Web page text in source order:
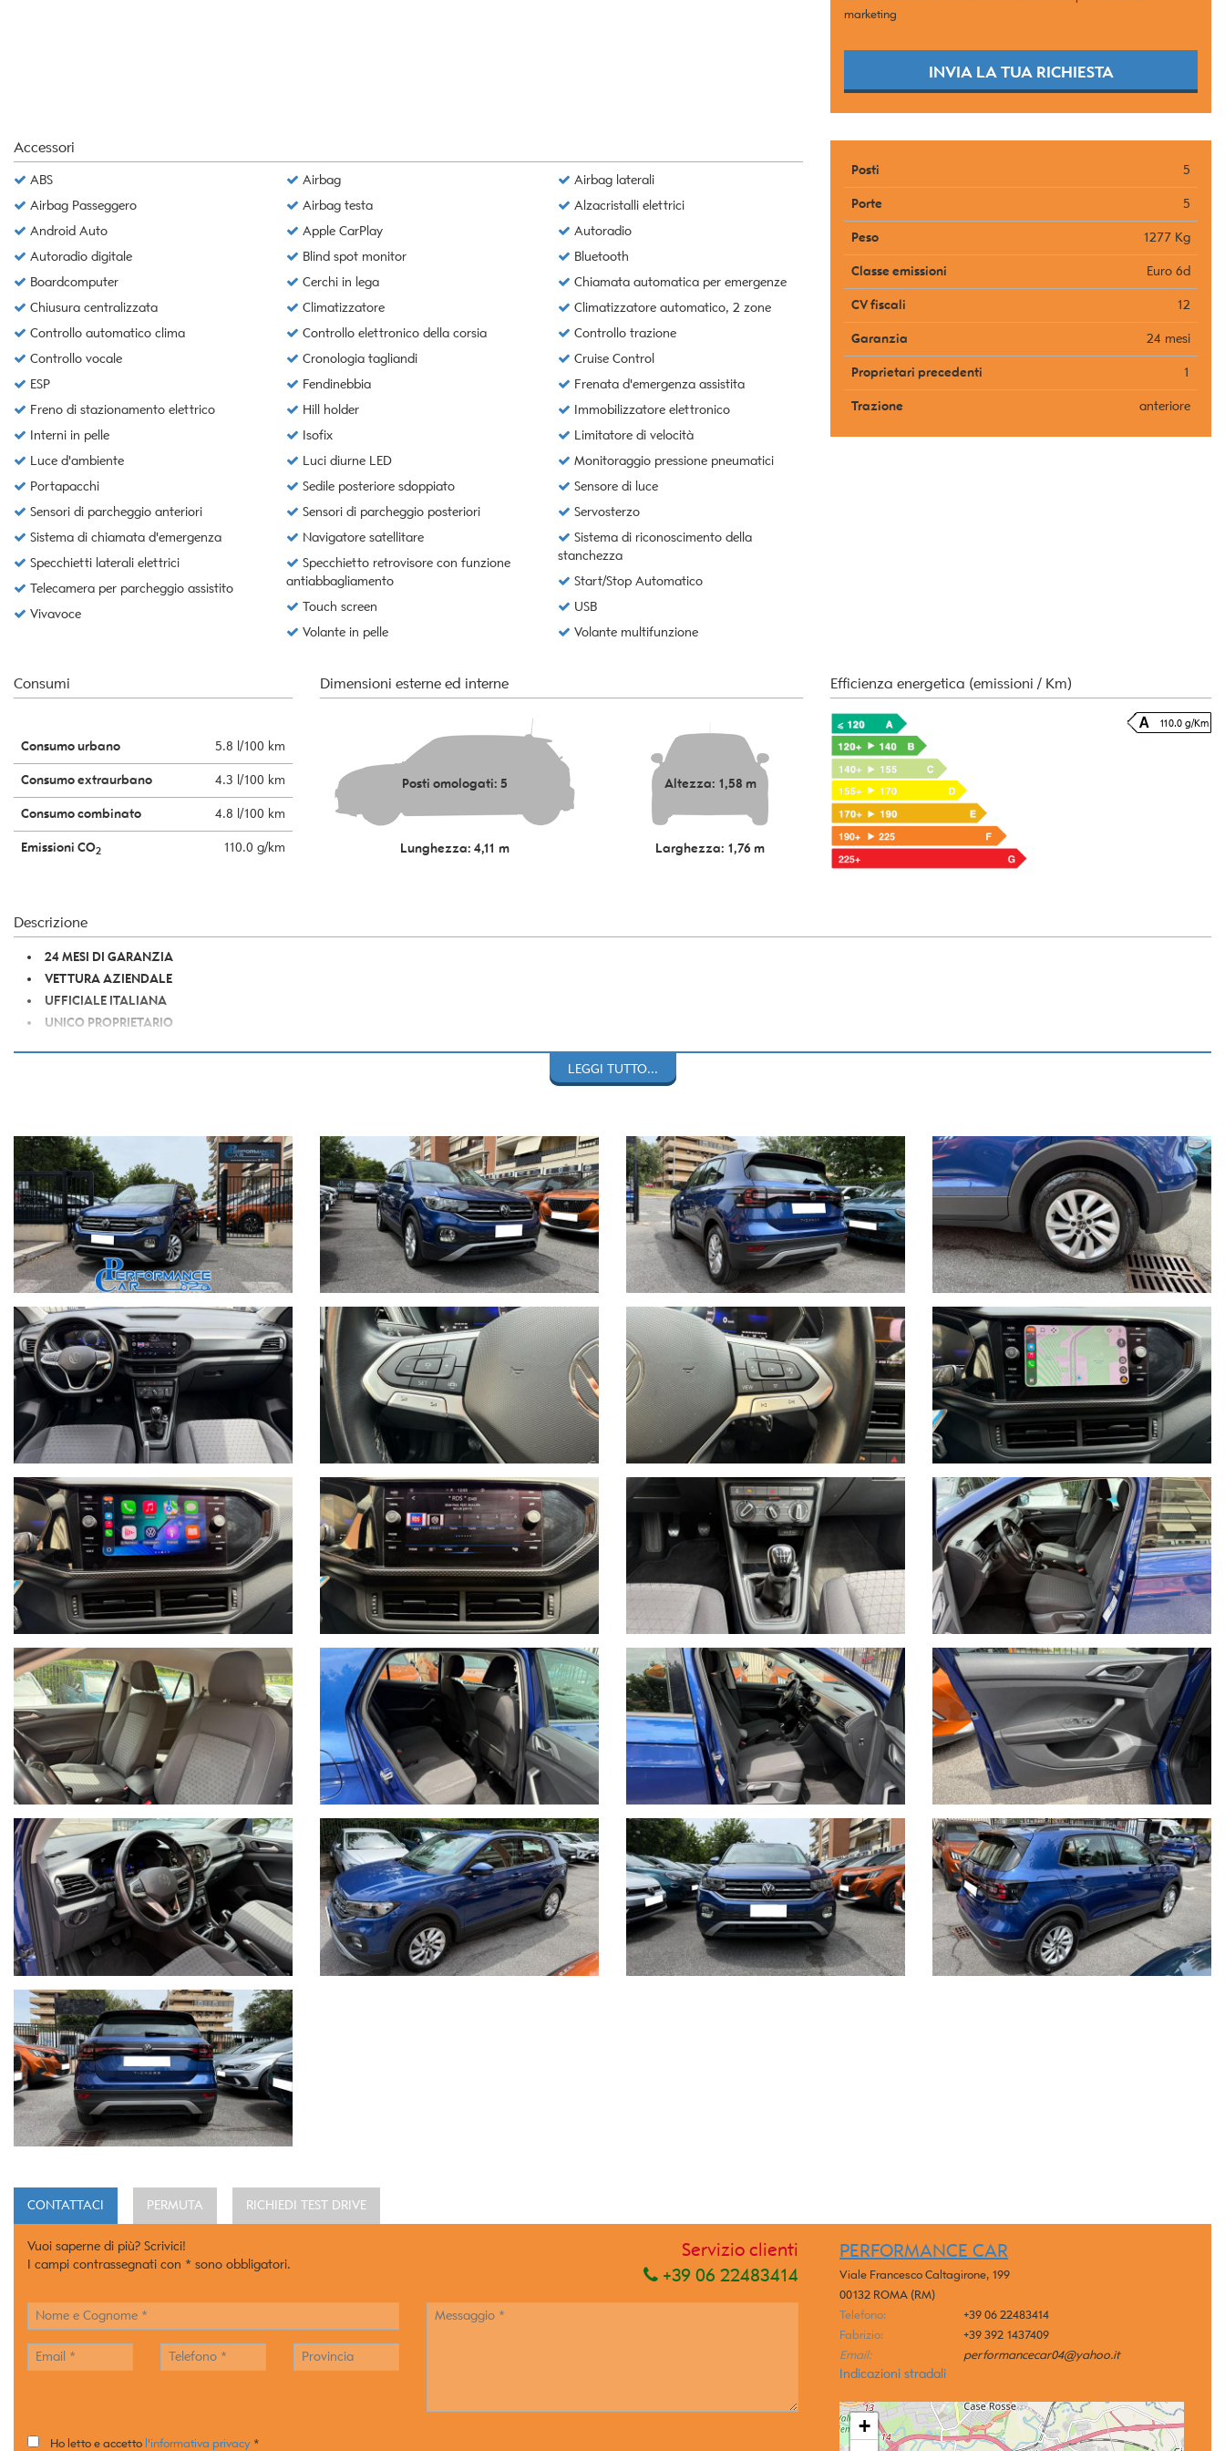
marketing
INVIA LA TUA RICHIESTA
Accessori
ABS
Airbag Passeggero
Android Auto
Autoradio digitale
Boardcomputer
Chiusura centralizzata
Controllo automatico clima
Controllo vocale
ESP
Freno di stazionamento elettrico
Interni in pelle
Luce d'ambiente
Portapacchi
Sensori di parcheggio anteriori
Sistema di chiamata d'emergenza
Specchietti laterali elettrici
Telecamera per parcheggio assistito
Vivavoce
Airbag
Airbag testa
Apple CarPlay
Blind spot monitor
Cerchi in lega
Climatizzatore
Controllo elettronico della corsia
Cronologia tagliandi
Fendinebbia
Hill holder
Isofix
Luci diurne LED
Sedile posteriore sdoppiato
Sensori di parcheggio posteriori
Navigatore satellitare
Specchietto retrovisore con funzione
antiabbagliamento
Touch screen
Volante in pelle
Airbag laterali
Alzacristalli elettrici
Autoradio
Bluetooth
Chiamata automatica per emergenze
Climatizzatore automatico, 2 zone
Controllo trazione
Cruise Control
Frenata d'emergenza assistita
Immobilizzatore elettronico
Limitatore di velocità
Monitoraggio pressione pneumatici
Sensore di luce
Servosterzo
Sistema di riconoscimento della
stanchezza
Start/Stop Automatico
USB
Volante multifunzione
Posti 5
Porte 5
Peso 1277 Kg
Classe emissioni Euro 6d
CV fiscali 12
Garanzia 24 mesi
Proprietari precedenti 1
Trazione anteriore
Consumi
Consumo urbano 5.8 l/100 km
Consumo extraurbano 4.3 l/100 km
Consumo combinato 4.8 l/100 km
Emissioni CO2 110.0 g/km
Dimensioni esterne ed interne
Posti omologati: 5
Lunghezza: 4,11 m
Altezza: 1,58 m
Larghezza: 1,76 m
Efficienza energetica (emissioni / Km)
110.0 g/Km
Descrizione
24 MESI DI GARANZIA
VETTURA AZIENDALE
UFFICIALE ITALIANA
UNICO PROPRIETARIO
SENSORI DI PARCHEGGIO ANTERIORI E POSTERIORI
BARRE PORTATUTTO
4 VETRI ELETTRICI
SPECCHIETTI ELETTRICI RICHIUDIBILI
VOLANTE SPORTIVO IN PELLE MULTIFUNZIONE
CRUISE CONTROL
LIMITATORE
COMPUTER DI BORDO
COMANDI VOCALI
SENSORE LUCI
SENSORE PIOGGIA
SENSORI MONITORAGGIO PRESSIONE PNEUMATICI
LANE ASSIST
FRENATA D'EMERGENZA
VIRTUAL COCKPIT
RADIO CON SCHERMO DIGITALE A COLORI TOUCHSCREEN CON COMANDI AL VOLANTE
USB
TELEFONO CON BLUETOOTH
NAVIGATORE
APPLE CARPLAY
ANDROID AUTO
CLIMATIZZATORE
ESP
START & STOP
6 AIRBAG
6 MARCE
LEGGI TUTTO...
CONTATTACI PERMUTA RICHIEDI TEST DRIVE
Vuoi saperne di più? Scrivici!
I campi contrassegnati con * sono obbligatori.
Servizio clienti
+39 06 22483414
Ho letto e accetto l'informativa privacy *
PERFORMANCE CAR
Viale Francesco Caltagirone, 199
00132 ROMA (RM)
Telefono:
+39 06 22483414
Fabrizio:
+39 392 1437409
Email:
performancecar04@yahoo.it
Indicazioni stradali
+
cookie
policy.
Puoi
rivedere
modificare
le
scelte
in
qualsiasi
Cookie necessari
Cookie delle preferenze
Cookie per il miglioramento dell'esperienza utente
Cookie di marketing